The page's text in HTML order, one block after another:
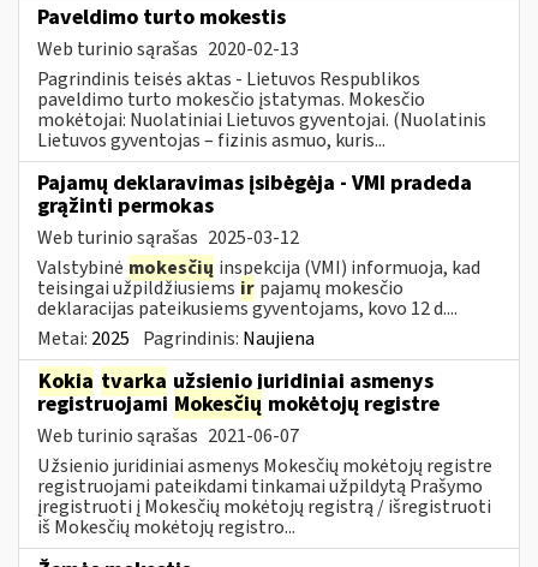
Paveldimo turto mokestis
Web turinio sąrašas 2020-02-13
Pagrindinis teisės aktas - Lietuvos Respublikos
paveldimo turto mokesčio įstatymas. Mokesčio
mokėtojai: Nuolatiniai Lietuvos gyventojai. (Nuolatinis
Lietuvos gyventojas – fizinis asmuo, kuris...
Pajamų deklaravimas įsibėgėja - VMI pradeda
grąžinti permokas
Web turinio sąrašas 2025-03-12
Valstybinė mokesčių inspekcija (VMI) informuoja, kad
teisingai užpildžiusiems ir pajamų mokesčio
deklaracijas pateikusiems gyventojams, kovo 12 d....
Metai: 2025 Pagrindinis: Naujiena
Kokia tvarka užsienio juridiniai asmenys
registruojami Mokesčių mokėtojų registre
Web turinio sąrašas 2021-06-07
Užsienio juridiniai asmenys Mokesčių mokėtojų registre
registruojami pateikdami tinkamai užpildytą Prašymo
įregistruoti į Mokesčių mokėtojų registrą / išregistruoti
iš Mokesčių mokėtojų registro...